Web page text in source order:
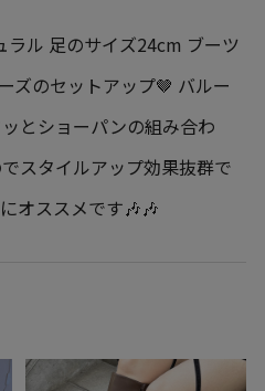
ル 足のサイズ24cm ブーツ
ズのセットアップ🤎 バルー
とショーパンの組み合わ
スタイルアップ効果抜群で
オススメです🎶🎶